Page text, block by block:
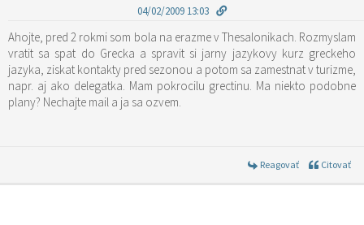
04/02/2009 13:03
Ahojte, pred 2 rokmi som bola na erazme v Thesalonikach. Rozmyslam
vratit sa spat do Grecka a spravit si jarny jazykovy kurz greckeho
jazyka, ziskat kontakty pred sezonou a potom sa zamestnat v turizme,
napr. aj ako delegatka. Mam pokrocilu grectinu. Ma niekto podobne
plany? Nechajte mail a ja sa ozvem.
Reagovať Citovať